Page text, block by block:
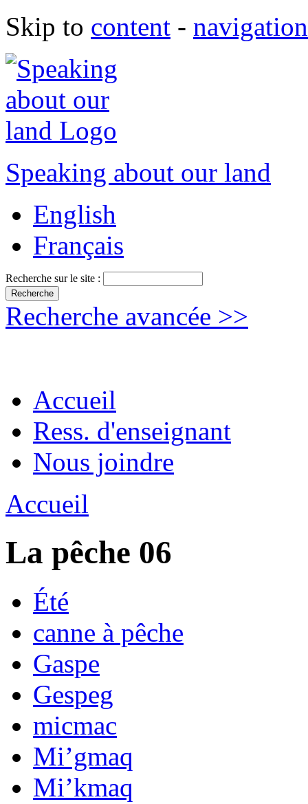
Skip to content - navigation
Speaking about our land
English
Français
Recherche sur le site :
Recherche avancée >>
Accueil
Ress. d'enseignant
Nous joindre
Accueil
La pêche 06
Été
canne à pêche
Gaspe
Gespeg
micmac
Mi’gmaq
Mi’kmaq